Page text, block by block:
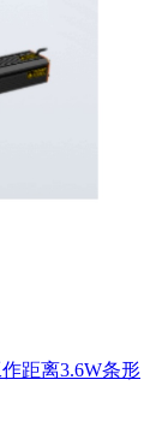
距离3.6W条形